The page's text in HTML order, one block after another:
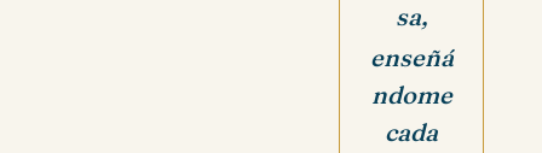
sa,
enseñá
ndome
cada